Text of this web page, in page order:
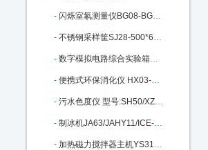
- 闪烁室氡测量仪BG08-BG2015库号：M372168
- 不锈钢采样筐SJ28-500*6库号：M372503
- 数字模拟电路综合实验箱MH80/KM4：M389385
- 便携式环保消化仪 HX03-YN-XH库号：M396591
- 污水色度仪 型号:SH50/XZ-WS库号：M401152
- 制冰机JA63/JAHY11/ICE-1405FA：M401648
- 加热磁力搅拌器主机YS31-RHBASIC2：M402029